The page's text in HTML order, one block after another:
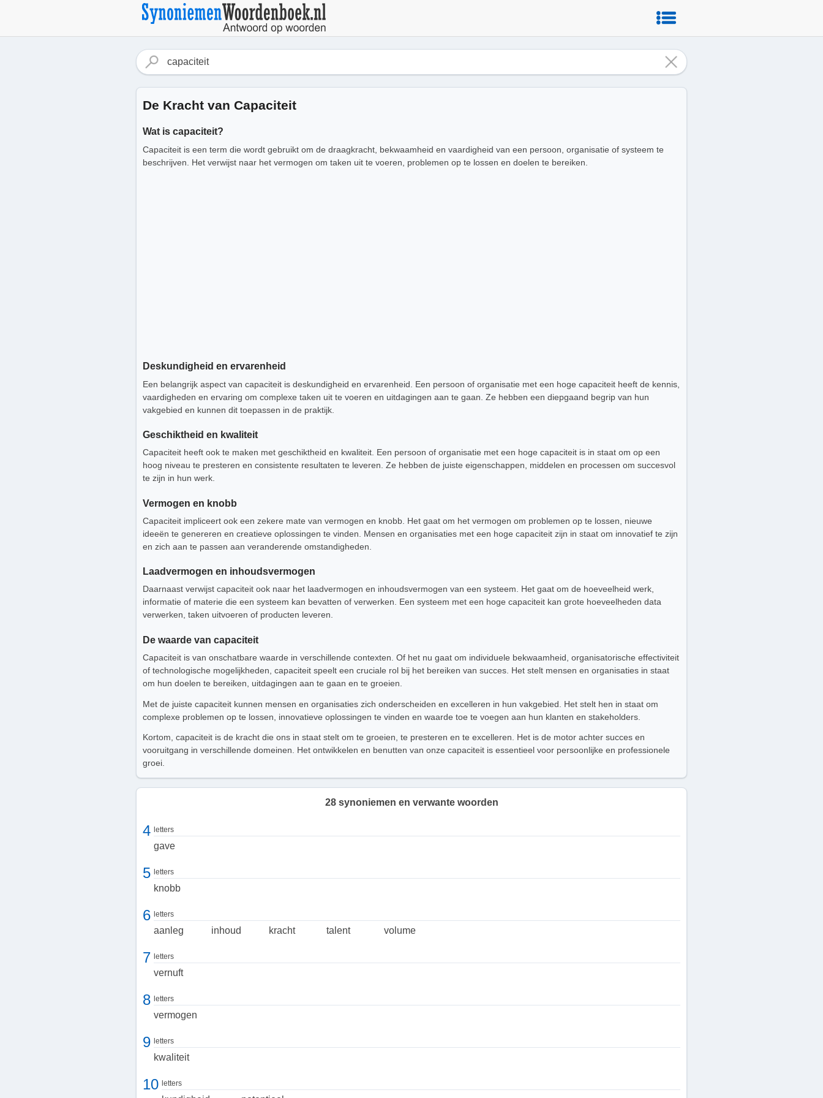
De Kracht van Capaciteit
Wat is capaciteit?
Capaciteit is een term die wordt gebruikt om de draagkracht, bekwaamheid en vaardigheid van een persoon, organisatie of systeem te
beschrijven. Het verwijst naar het vermogen om taken uit te voeren, problemen op te lossen en doelen te bereiken.
Deskundigheid en ervarenheid
Een belangrijk aspect van capaciteit is deskundigheid en ervarenheid. Een persoon of organisatie met een hoge capaciteit heeft de kennis,
vaardigheden en ervaring om complexe taken uit te voeren en uitdagingen aan te gaan. Ze hebben een diepgaand begrip van hun
vakgebied en kunnen dit toepassen in de praktijk.
Geschiktheid en kwaliteit
Capaciteit heeft ook te maken met geschiktheid en kwaliteit. Een persoon of organisatie met een hoge capaciteit is in staat om op een
hoog niveau te presteren en consistente resultaten te leveren. Ze hebben de juiste eigenschappen, middelen en processen om succesvol
te zijn in hun werk.
Vermogen en knobb
Capaciteit impliceert ook een zekere mate van vermogen en knobb. Het gaat om het vermogen om problemen op te lossen, nieuwe
ideeën te genereren en creatieve oplossingen te vinden. Mensen en organisaties met een hoge capaciteit zijn in staat om innovatief te zijn
en zich aan te passen aan veranderende omstandigheden.
Laadvermogen en inhoudsvermogen
Daarnaast verwijst capaciteit ook naar het laadvermogen en inhoudsvermogen van een systeem. Het gaat om de hoeveelheid werk,
informatie of materie die een systeem kan bevatten of verwerken. Een systeem met een hoge capaciteit kan grote hoeveelheden data
verwerken, taken uitvoeren of producten leveren.
De waarde van capaciteit
Capaciteit is van onschatbare waarde in verschillende contexten. Of het nu gaat om individuele bekwaamheid, organisatorische effectiviteit
of technologische mogelijkheden, capaciteit speelt een cruciale rol bij het bereiken van succes. Het stelt mensen en organisaties in staat
om hun doelen te bereiken, uitdagingen aan te gaan en te groeien.
Met de juiste capaciteit kunnen mensen en organisaties zich onderscheiden en excelleren in hun vakgebied. Het stelt hen in staat om
complexe problemen op te lossen, innovatieve oplossingen te vinden en waarde toe te voegen aan hun klanten en stakeholders.
Kortom, capaciteit is de kracht die ons in staat stelt om te groeien, te presteren en te excelleren. Het is de motor achter succes en
vooruitgang in verschillende domeinen. Het ontwikkelen en benutten van onze capaciteit is essentieel voor persoonlijke en professionele
groei.
28 synoniemen en verwante woorden
4 letters
gave
5 letters
knobb
6 letters
aanleg inhoud kracht talent volume
7 letters
vernuft
8 letters
vermogen
9 letters
kwaliteit
10 letters